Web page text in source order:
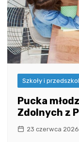
Szkoły i
Pucka
Zdolnych z
23 czerwca 2026